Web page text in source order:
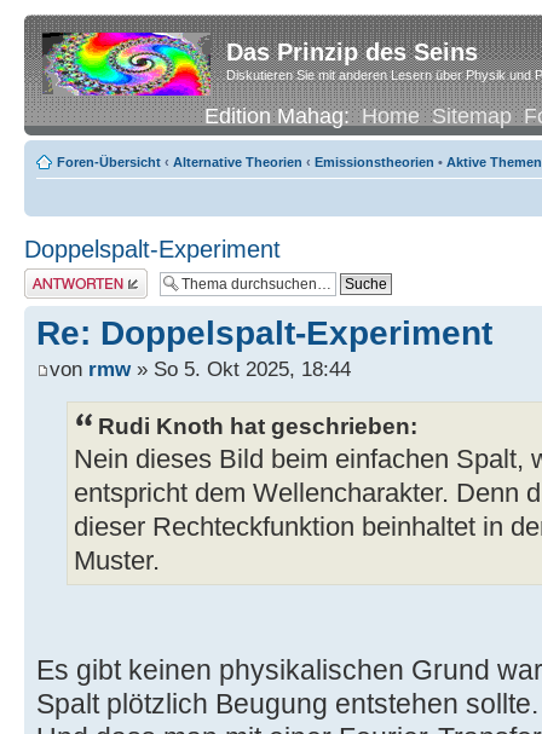
Das Prinzip des Seins
Diskutieren Sie mit anderen Lesern über Physik und
Edition Mahag:Home Sitemap
Foren-Übersicht ‹ Alternative Theorien ‹ Emissionstheorien • Aktive Themen
Doppelspalt-Experiment
Antwort erstellen
Re: Doppelspalt-Experiment
von rmw» So 5. Okt 2025, 18:44
Rudi Knoth hat geschrieben:
Nein dieses Bild beim einfachen Spalt,
entspricht dem Wellencharakter. Denn
dieser Rechteckfunktion beinhaltet in
Muster.
Es gibt keinen physikalischen Grund
Spalt plötzlich Beugung entstehen sollte.